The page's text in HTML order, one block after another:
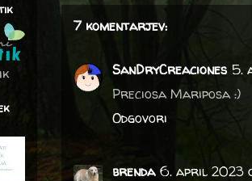
7 komentarjev:
SanDryCreaciones 5.
Preciosa Mariposa :)
Odgovori
brenda 6. april 2023